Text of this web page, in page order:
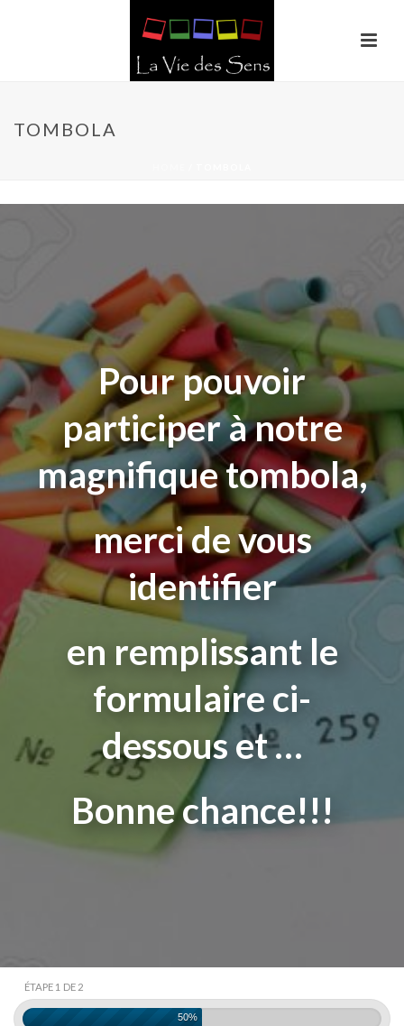
TOMBOLA
Pour pouvoir
participer à notre
magnifique tombola,
merci de vous
identifier
en remplissant le
formulaire ci-
dessous et …
Bonne chance!!!
ÉTAPE 1 DE 2
50%